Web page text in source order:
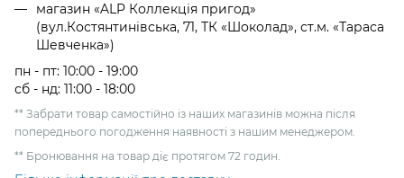
магазин «ALP Коллекція пригод»
(вул.Костянтинівська, 71, ТК «Шоколад», ст.м. «Тараса
Шевченка»)
пн - пт: 10:00 - 19:00
сб - нд: 11:00 - 18:00
** Забрати товар самостійно із наших магазинів можна після
попереднього погодження наявності з нашим менеджером.
** Бронювання на товар діє протягом 72 годин.